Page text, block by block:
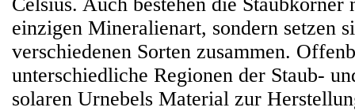
einzigen Mineralienart, sondern setzen
verschiedenen Sorten zusammen.
unterschiedliche Regionen der Staub-
solaren Urnebels Material zur